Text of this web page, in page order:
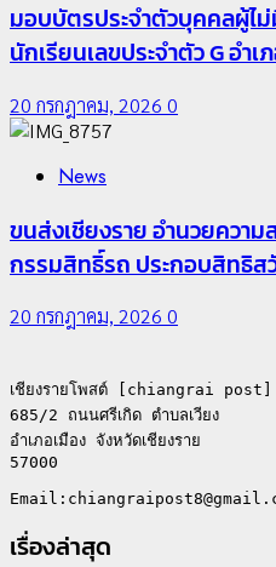
มอบบัตรประจำตัวบุคคลผู้ไม่
นักเรียนเลขประจำตัว G อำ
20 กรกฎาคม, 2026 0
News
ขนส่งเชียงราย อำนวยควา
กรรมสิทธิ์รถ ประกอบสิทธิส
20 กรกฎาคม, 2026 0
เชียงรายโพสต์ [chiangrai post]
685/2 ถนนศรีเกิด ตำบลเวียง
อำเภอเมือง จังหวัดเชียงราย
57000
เรื่องล่าสุด